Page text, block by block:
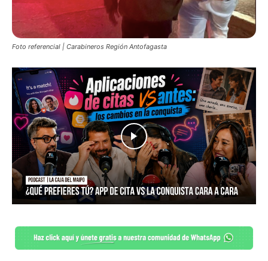
Foto referencial | Carabineros Región Antofagasta